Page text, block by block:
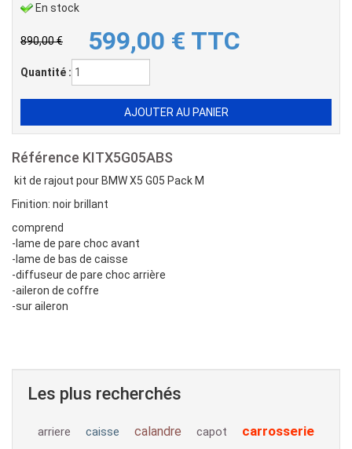
En stock
890,00 € 599,00 € TTC
Quantité :
Référence KITX5G05ABS
kit de rajout pour BMW X5 G05 Pack M
Finition: noir brillant
comprend
-lame de pare choc avant
-lame de bas de caisse
-diffuseur de pare choc arrière
-aileron de coffre
-sur aileron
Les plus recherchés
arriere caisse calandre capot carrosserie